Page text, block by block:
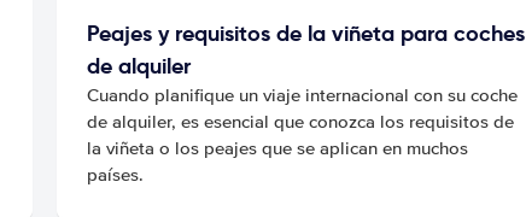
Peajes y requisitos de la viñeta para coches
de alquiler
Cuando planifique un viaje internacional con su coche
de alquiler, es esencial que conozca los requisitos de
la viñeta o los peajes que se aplican en muchos
países.